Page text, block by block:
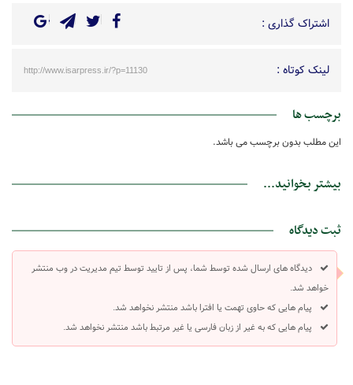
اشتراک گذاری :
لینک کوتاه : http://www.isarpress.ir/?p=11130
برچسب ها
این مطلب بدون برچسب می باشد.
بیشتر بخوانید...
ثبت دیدگاه
دیدگاه های ارسال شده توسط شما، پس از تایید توسط تیم مدیریت در وب منتشر
خواهد شد.
پیام هایی که حاوی تهمت یا افترا باشد منتشر نخواهد شد.
پیام هایی که به غیر از زبان فارسی یا غیر مرتبط باشد منتشر نخواهد شد.